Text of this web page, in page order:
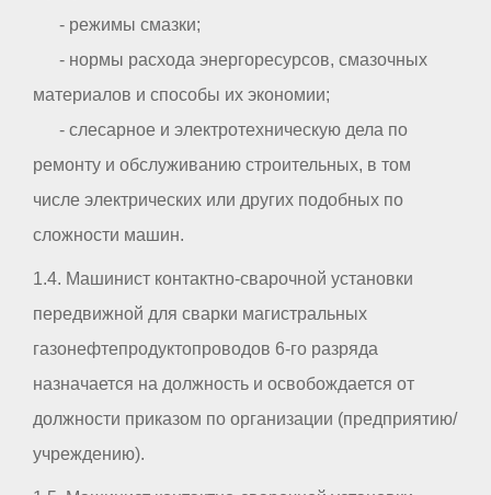
- режимы смазки;
- нормы расхода энергоресурсов, смазочных
материалов и способы их экономии;
- слесарное и электротехническую дела по
ремонту и обслуживанию строительных, в том
числе электрических или других подобных по
сложности машин.
1.4. Машинист контактно-сварочной установки
передвижной для сварки магистральных
газонефтепродуктопроводов 6-го разряда
назначается на должность и освобождается от
должности приказом по организации (предприятию/
учреждению).